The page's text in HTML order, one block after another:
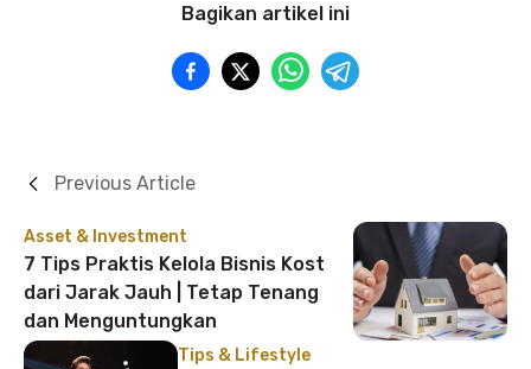
Bagikan artikel ini
Asset & Investment
7 Tips Praktis Kelola Bisnis Kost
dari Jarak Jauh | Tetap Tenang
dan Menguntungkan
Previous Article
Tips & Lifestyle